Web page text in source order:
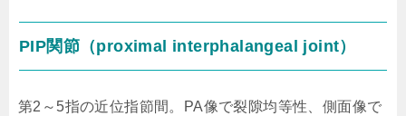
PIP関節（proximal interphalangeal joint）
第2～5指の近位指節間。PA像で裂隙均等性、側面像で